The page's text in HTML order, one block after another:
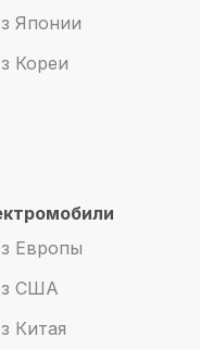
Японии
Кореи
Европы
США
Китая